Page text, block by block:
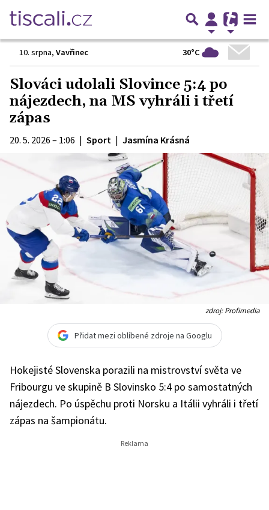
10. srpna, Vavřinec 30°C
Slováci udolali Slovince 5:4 po
nájezdech, na MS vyhráli i třetí
zápas
20. 5. 2026 – 1:06 | Sport | Jasmína Krásná
zdroj: Profimedia
Přidat mezi oblíbené zdroje na Googlu
Hokejisté Slovenska porazili na mistrovství světa ve
Fribourgu ve skupině B Slovinsko 5:4 po samostatných
nájezdech. Po úspěchu proti Norsku a Itálii vyhráli i třetí
zápas na šampionátu.